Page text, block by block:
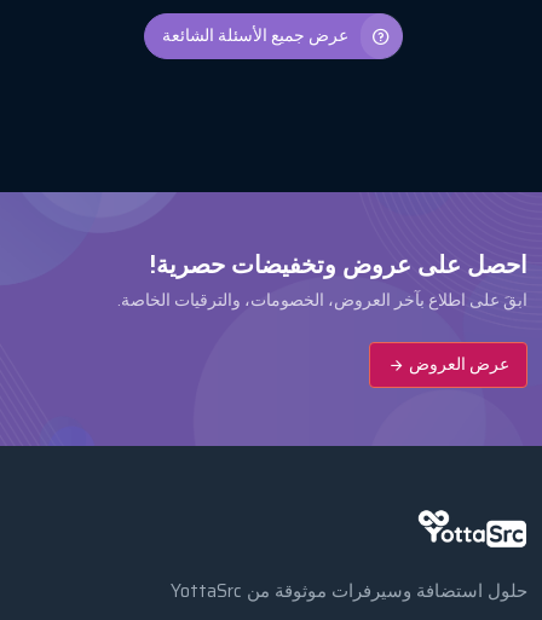
عرض جميع الأسئلة الشائعة
احصل على عروض وتخفيضات حصرية!
ابقَ على اطلاع بآخر العروض، الخصومات، والترقيات الخاصة.
عرض العروض
حلول استضافة وسيرفرات موثوقة من YottaSrc